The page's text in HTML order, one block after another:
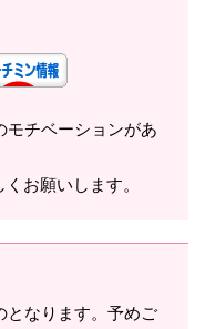
モチベーションがあ
お願いします。
となります。予めご